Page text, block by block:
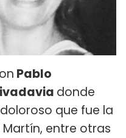
Pablo
donde
que fue la
entre otras